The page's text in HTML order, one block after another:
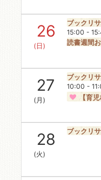
26
(日)
ブックリ
15:00 -
読書週間
27
(月)
ブックリ
10:00 -
【育
28
(火)
ブックリ